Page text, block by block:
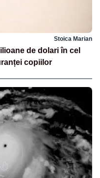
Stoica Marian
de dolari în cel
copiilor